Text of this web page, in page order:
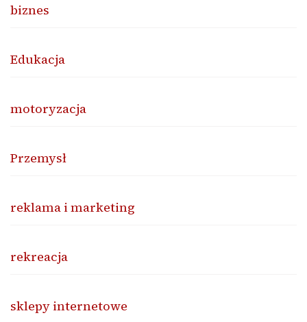
biznes
Edukacja
motoryzacja
Przemysł
reklama i marketing
rekreacja
sklepy internetowe